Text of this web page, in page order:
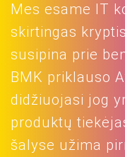
Mes esame IT
skirtingas
susipina prie
BMK priklauso
didžiuojasi jog
produktų
šalyse užima